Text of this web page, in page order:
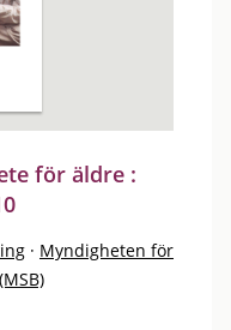
för äldre :
· Myndigheten för